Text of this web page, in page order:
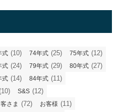
式 (10) 74年式 (25) 75年式 (12)
式 (24) 79年式 (29) 80年式 (27)
式 (14) 84年式 (11)
S&S (12)
さま (72) お客様 (11)